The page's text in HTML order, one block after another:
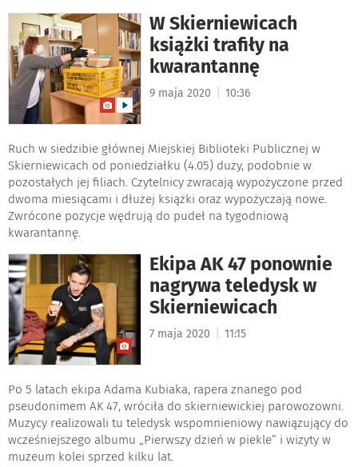
W Skierniewicach
książki trafiły na
kwarantannę
9 maja 2020 10:36
Ruch w siedzibie głównej Miejskiej Biblioteki Publicznej w
Skierniewicach od poniedziałku (4.05) duży, podobnie w
pozostałych jej filiach. Czytelnicy zwracają wypożyczone przed
dwoma miesiącami i dłużej książki oraz wypożyczają nowe.
Zwrócone pozycje wędrują do pudeł na tygodniową
kwarantannę.
Ekipa AK 47 ponownie
nagrywa teledysk w
Skierniewicach
7 maja 2020 11:15
Po 5 latach ekipa Adama Kubiaka, rapera znanego pod
pseudonimem AK 47, wróciła do skierniewickiej parowozowni.
Muzycy realizowali tu teledysk wspomnieniowy nawiązujący do
wcześniejszego albumu „Pierwszy dzień w piekle” i wizyty w
muzeum kolei sprzed kilku lat.